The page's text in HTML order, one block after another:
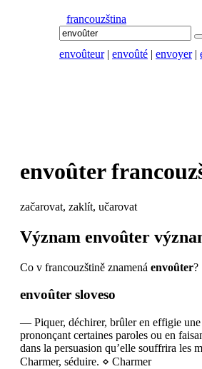
francouzština
envoûteur | envoûté | envoyer |
envoûter
začarovat, zaklít, učarovat
Význam envoûter
Co v francouzštině znamená envoûter?
envoûter sloveso
— Piquer, déchirer, brûler en effigie une
prononçant certaines paroles ou en
dans la persuasion qu’elle souffrira les
Charmer, séduire. ⋄ Charmer